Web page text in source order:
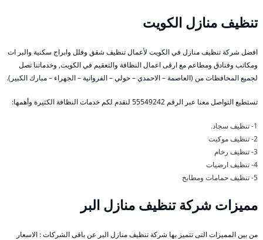
تنظيف منازل الكويت
افضل شركة تنظيف منازل في الكويت لأعمال تنظيف شقق وفلل وابراج سكنية والبر ات
ومكاتب وفنادق ومطاعم مع ارقى اعمال النظافة والتعقيم في الكويت, وخدماتنا تصل
لجميع المحافظات من (العاصمة – الاحمدي – حولي – الفروانية – الجهراء – مبارك الكبير).
تستطيع التواصل معنا عبر الرقم 55549242 لنقدم لكم خدمات النظافة الكثيرة وأهمها:
1- تنظيف سجاد.
2- تنظيف موكيت
3- تنظيف رخام
4- تنظيف ارضيات
5- تنظيف حمامات ومطابخ
مميزات شركة تنظيف منازل البر
من بين المميزات التى تتميز بها شركة تنظيف منازل البر عن باقى الشركات : الاسعار